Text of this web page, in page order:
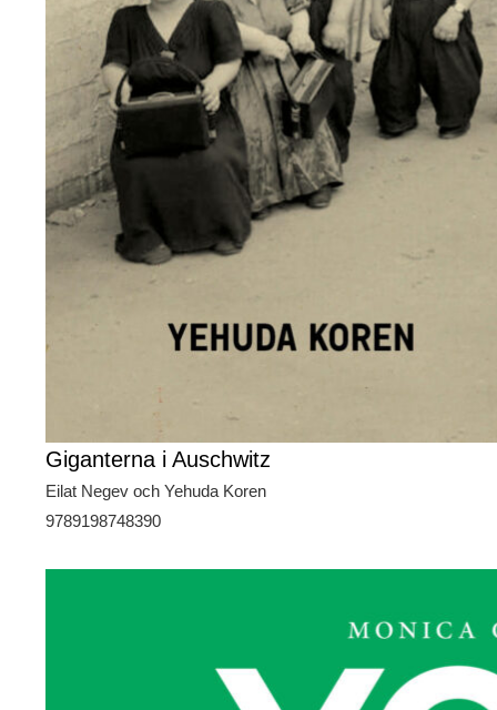
Giganterna i Auschwitz
Eilat Negev och Yehuda Koren
9789198748390